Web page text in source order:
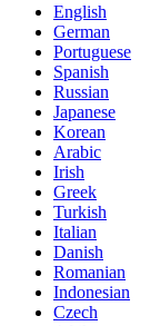
English
German
Portuguese
Spanish
Russian
Japanese
Korean
Arabic
Irish
Greek
Turkish
Italian
Danish
Romanian
Indonesian
Czech